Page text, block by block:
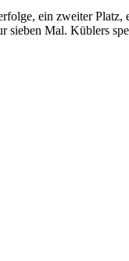
ein zweiter
sieben Mal. Küblers